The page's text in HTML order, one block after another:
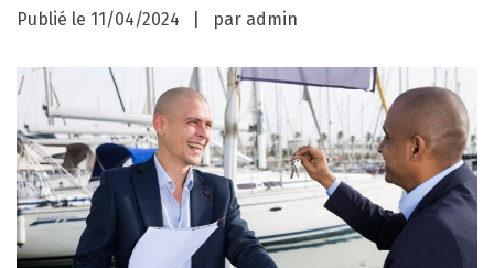
Publié le 11/04/2024 par admin